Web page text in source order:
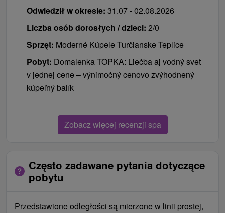
Odwiedził w okresie: 31.07 - 02.08.2026
Liczba osób dorosłych / dzieci: 2/0
Sprzęt: Moderné Kúpele Turčianske Teplice
Pobyt: Domalenka TOPKA: Liečba aj vodný svet
v jednej cene – výnimočný cenovo zvýhodnený
kúpeľný balík
Zobacz więcej recenzji spa
Często zadawane pytania dotyczące
pobytu
Przedstawione odległości są mierzone w linii prostej,